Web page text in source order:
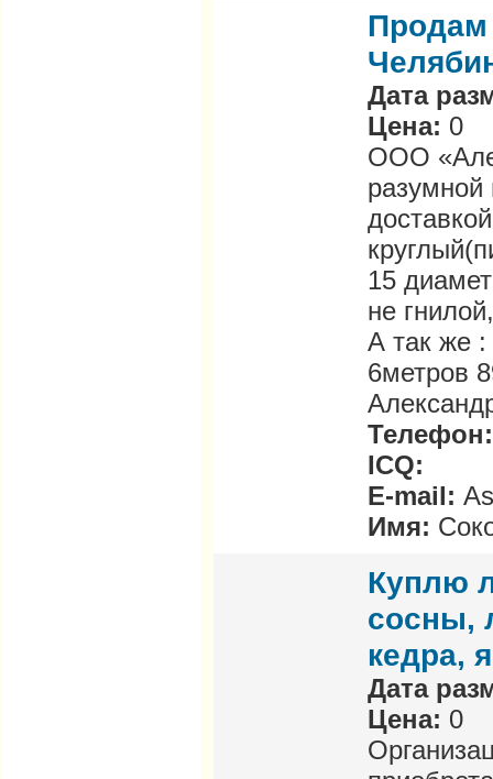
Продам
Дата
Цена: 0
ООО
разумной
15
не
А так же :
6метров
Телефон:
ICQ:
E-mail:
Имя:
Куплю
сосны,
кедра,
Дата
Цена: 0